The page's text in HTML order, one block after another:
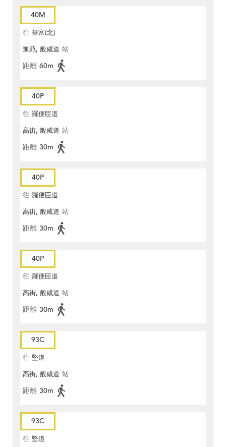
40M
往 華富(北)
豫苑, 般咸道 站
距離 60m
40P
往 羅便臣道
高街, 般咸道 站
距離 30m
40P
往 羅便臣道
高街, 般咸道 站
距離 30m
40P
往 羅便臣道
高街, 般咸道 站
距離 30m
93C
往 堅道
高街, 般咸道 站
距離 30m
93C
往 堅道